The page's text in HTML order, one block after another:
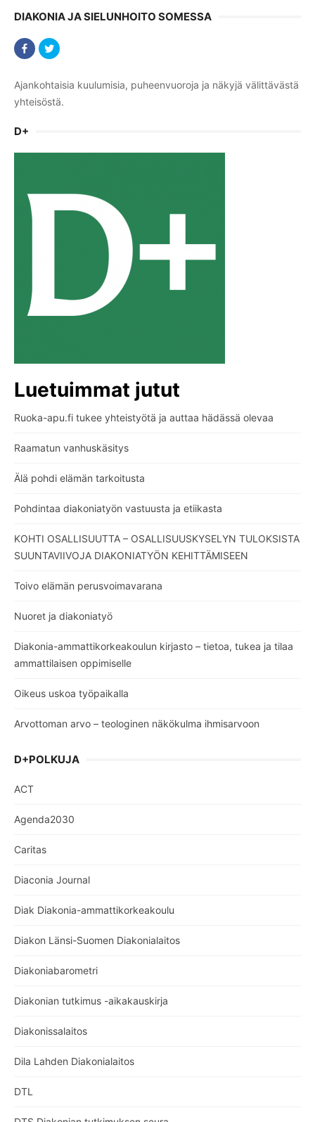
DIAKONIA JA SIELUNHOITO SOMESSA
Ajankohtaisia kuulumisia, puheenvuoroja ja näkyjä välittävästä
yhteisöstä.
D+
Luetuimmat jutut
Ruoka-apu.fi tukee yhteistyötä ja auttaa hädässä olevaa
Raamatun vanhuskäsitys
Älä pohdi elämän tarkoitusta
Pohdintaa diakoniatyön vastuusta ja etiikasta
KOHTI OSALLISUUTTA – OSALLISUUSKYSELYN TULOKSISTA
SUUNTAVIIVOJA DIAKONIATYÖN KEHITTÄMISEEN
Toivo elämän perusvoimavarana
Nuoret ja diakoniatyö
Diakonia-ammattikorkeakoulun kirjasto – tietoa, tukea ja tilaa
ammattilaisen oppimiselle
Oikeus uskoa työpaikalla
Arvottoman arvo – teologinen näkökulma ihmisarvoon
D+POLKUJA
ACT
Agenda2030
Caritas
Diaconia Journal
Diak Diakonia-ammattikorkeakoulu
Diakon Länsi-Suomen Diakonialaitos
Diakoniabarometri
Diakonian tutkimus -aikakauskirja
Diakonissalaitos
Dila Lahden Diakonialaitos
DTL